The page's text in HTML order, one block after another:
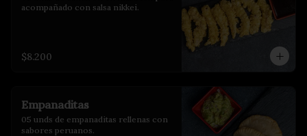
acompañado con salsa nikkei.
$8.200
Empanaditas
05 unds de empanaditas rellenas con
sabores peruanos.